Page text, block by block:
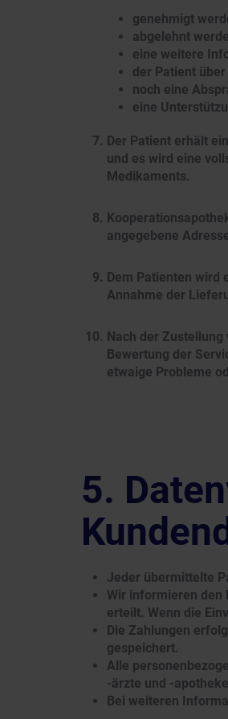
genehmigt
abgelehnt
eine weitere
der Patient
noch eine
eine
Der Patient erhält
und es wird eine
Medikaments.
angegebene
Dem Patienten wird
Annahme der
Nach der
Bewertung der
etwaige Probleme
Jeder übermittelte
Wir informieren den
erteilt. Wenn die
Die Zahlungen
gespeichert.
Alle
-ärzte und -
Bei weiteren